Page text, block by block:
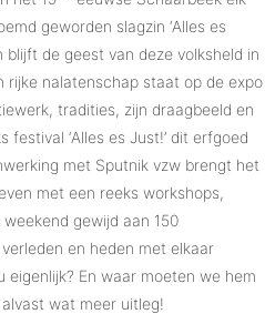
geworden slagzin ‘Alles es
blijft de geest van deze volksheld in
rijke nalatenschap staat op de expo
tradities, zijn draagbeeld en
‘Alles es Just!’ dit erfgoed
met Sputnik vzw brengt het
met een reeks workshops,
gewijd aan 150
en heden met elkaar
eigenlijk? En waar moeten we hem
wat meer uitleg!